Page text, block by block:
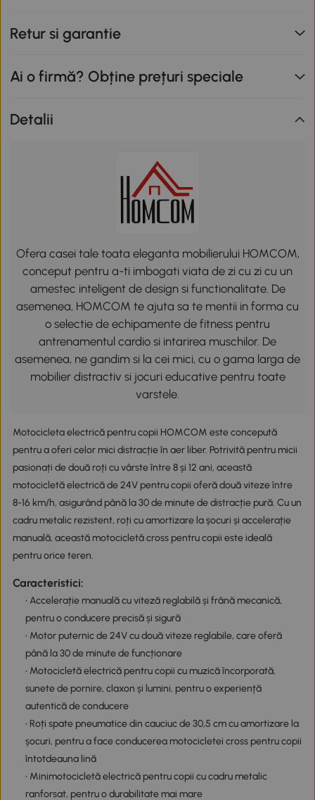
Retur si garantie
Ai o firmă? Obține prețuri speciale
Detalii
Ofera casei tale toata eleganta mobilierului HOMCOM,
conceput pentru a-ti imbogati viata de zi cu zi cu un
amestec inteligent de design si functionalitate. De
asemenea, HOMCOM te ajuta sa te mentii in forma cu
o selectie de echipamente de fitness pentru
antrenamentul cardio si intarirea muschilor. De
asemenea, ne gandim si la cei mici, cu o gama larga de
mobilier distractiv si jocuri educative pentru toate
varstele.
Motocicleta electrică pentru copii HOMCOM este concepută
pentru a oferi celor mici distracție în aer liber. Potrivită pentru micii
pasionați de două roți cu vârste între 8 și 12 ani, această
motocicletă electrică de 24V pentru copii oferă două viteze între
8-16 km/h, asigurând până la 30 de minute de distracție pură. Cu un
cadru metalic rezistent, roți cu amortizare la șocuri și accelerație
manuală, această motocicletă cross pentru copii este ideală
pentru orice teren.
Caracteristici:
• Accelerație manuală cu viteză reglabilă și frână mecanică,
pentru o conducere precisă și sigură
• Motor puternic de 24V cu două viteze reglabile, care oferă
până la 30 de minute de funcționare
• Motocicletă electrică pentru copii cu muzică încorporată,
sunete de pornire, claxon și lumini, pentru o experiență
autentică de conducere
• Roți spate pneumatice din cauciuc de 30,5 cm cu amortizare la
șocuri, pentru a face conducerea motocicletei cross pentru copii
întotdeauna lină
• Minimotocicletă electrică pentru copii cu cadru metalic
ranforsat, pentru o durabilitate mai mare